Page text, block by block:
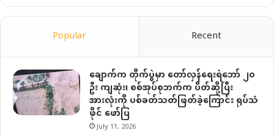
Popular Recent
ချောက်က တိုက်ပွဲမှာ တော်လှန်ရေးရဲဘော် ၂၀
ဦး ကျဆုံး၊ စစ်အုပ်စုဘက်က ပိတ်ဆို့ပြီး
အားလုံးကို ပစ်ခတ်သတ်ဖြတ်ခဲ့ကြောင်း ရုပ်သံ
ဖိုင် ဖော်ပြ
July 11, 2026